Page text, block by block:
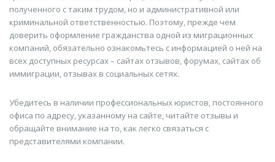
полученного с таким трудом, но и административной или
криминальной ответственностью. Поэтому, прежде чем
доверить оформление гражданства одной из миграционных
компаний, обязательно ознакомьтесь с информацией о ней на
всех доступных ресурсах – сайтах отзывов, форумах, сайтах об
иммиграции, отзывах в социальных сетях.
Убедитесь в наличии профессиональных юристов, постоянного
офиса по адресу, указанному на сайте, читайте отзывы и
обращайте внимание на то, как легко связаться с
представителями компании.